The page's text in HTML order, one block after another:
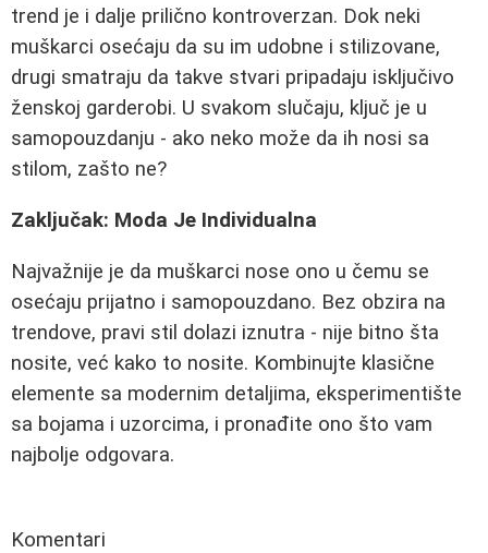
trend je i dalje prilično kontroverzan. Dok neki
muškarci osećaju da su im udobne i stilizovane,
drugi smatraju da takve stvari pripadaju isključivo
ženskoj garderobi. U svakom slučaju, ključ je u
samopouzdanju - ako neko može da ih nosi sa
stilom, zašto ne?
Zaključak: Moda Je Individualna
Najvažnije je da muškarci nose ono u čemu se
osećaju prijatno i samopouzdano. Bez obzira na
trendove, pravi stil dolazi iznutra - nije bitno šta
nosite, već kako to nosite. Kombinujte klasične
elemente sa modernim detaljima, eksperimentište
sa bojama i uzorcima, i pronađite ono što vam
najbolje odgovara.
Komentari